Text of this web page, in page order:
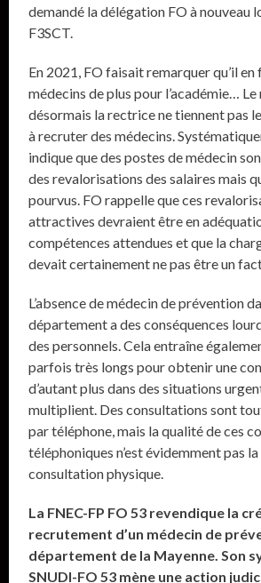
demandé la délégation FO à nouveau
F3SCT.
En 2021, FO faisait remarquer qu’il
médecins de plus pour l’académie…
désormais la rectrice ne tiennent pas
à recruter des médecins.
indique que des postes de médecin
des revalorisations des salaires mais
pourvus. FO rappelle que ces
attractives devraient être en
compétences attendues et que la
devait certainement ne pas être un
L’absence de médecin de prévention
département a des conséquences
des personnels. Cela entraîne
parfois très longs pour obtenir une
d’autant plus dans des situations
multiplient. Des consultations sont
par téléphone, mais la qualité de ces
téléphoniques n’est évidemment pas la
consultation physique.
La FNEC-FP FO 53 revendique la
recrutement d’un médecin de
département de la Mayenne. Son
SNUDI-FO 53 mène une action